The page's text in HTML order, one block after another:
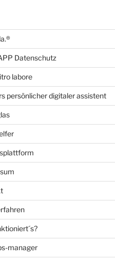
Datenschutz
labore
persönlicher digitaler assistent
manager